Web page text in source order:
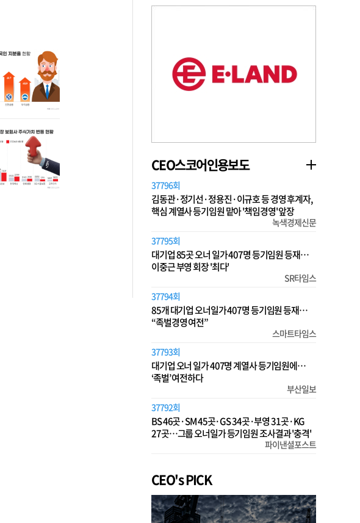
CEO스코어인용보도
37796회
김동관·정기선·정용진·이규호 등 경영 후계자,
핵심 계열사 등기임원 맡아 '책임경영' 앞장
녹색경제신문
37795회
대기업 85곳 오너 일가 407명 등기임원 등재…
이중근 부영 회장 '최다'
SR타임스
37794회
85개 대기업 오너일가 407명 등기임원 등재…
“족벌경영 여전”
스마트타임스
37793회
대기업 오너 일가 407명 계열사 등기임원에…
‘족벌’ 여전하다
부산일보
37792회
BS 46곳·SM 45곳·GS 34곳·부영 31곳·KG
27곳…그룹 오너일가 등기임원 조사결과 '충격'
파이낸셜포스트
CEO's PICK